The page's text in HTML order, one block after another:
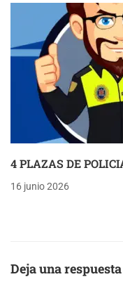
4 PLAZAS DE
16 junio 2026
Deja una respuesta